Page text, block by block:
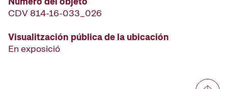
CDV 814-16-033_026
Visualitzación pública de la ubicación
En exposició